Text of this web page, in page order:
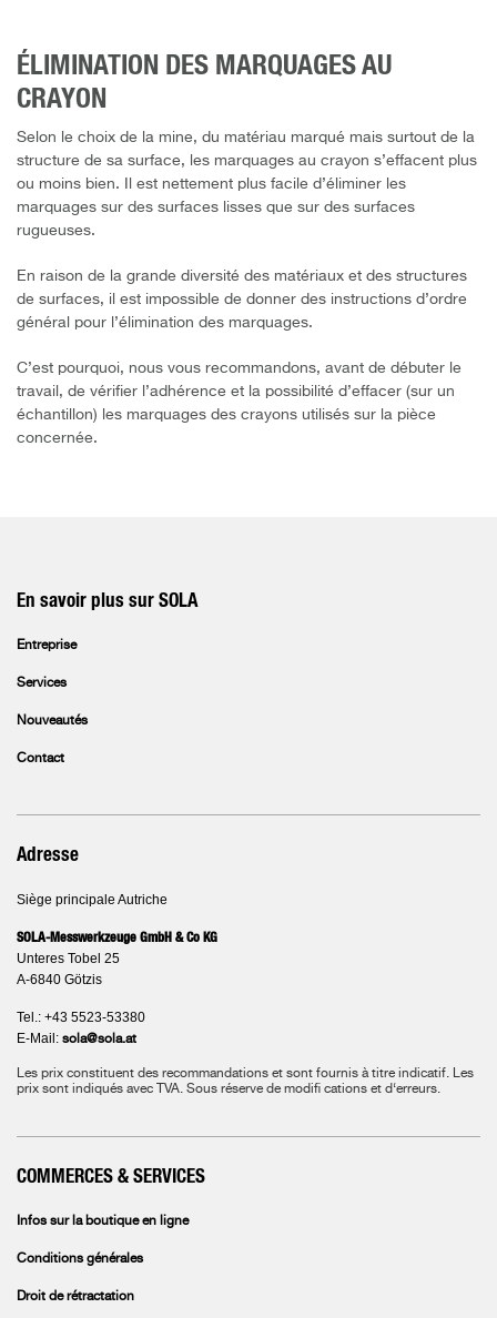
ÉLIMINATION DES MARQUAGES AU
CRAYON
Selon le choix de la mine, du matériau marqué mais surtout de la
structure de sa surface, les marquages au crayon s’effacent plus
ou moins bien. Il est nettement plus facile d’éliminer les
marquages sur des surfaces lisses que sur des surfaces
rugueuses.
En raison de la grande diversité des matériaux et des structures
de surfaces, il est impossible de donner des instructions d’ordre
général pour l’élimination des marquages.
C’est pourquoi, nous vous recommandons, avant de débuter le
travail, de vérifier l’adhérence et la possibilité d’effacer (sur un
échantillon) les marquages des crayons utilisés sur la pièce
concernée.
En savoir plus sur SOLA
Entreprise
Services
Nouveautés
Contact
Adresse
Siège principale Autriche
SOLA-Messwerkzeuge GmbH & Co KG
Unteres Tobel 25
A-6840 Götzis
Tel.: +43 5523-53380
E-Mail: sola@sola.at
Les prix constituent des recommandations et sont fournis à titre indicatif. Les
prix sont indiqués avec TVA. Sous réserve de modifi cations et d‘erreurs.
COMMERCES & SERVICES
Infos sur la boutique en ligne
Conditions générales
Droit de rétractation